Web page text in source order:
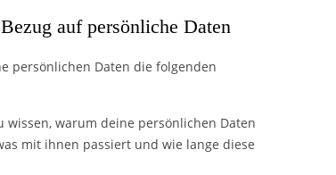
auf persönliche Daten
persönlichen Daten die folgenden
wissen, warum deine persönlichen Daten
mit ihnen passiert und wie lange diese